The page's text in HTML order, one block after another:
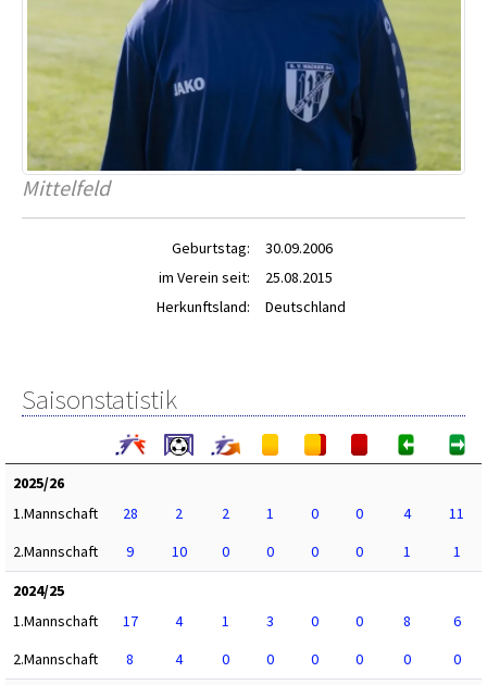
Mittelfeld
Geburtstag:
30.09.2006
im Verein seit:
25.08.2015
Herkunftsland:
Deutschland
Saisonstatistik
2025/26
1.Mannschaft
28 2 2 1 0 0 4
11
2.Mannschaft
9 10 0 0 0 0 1
1
2024/25
1.Mannschaft
17 4 1 3 0 0 8
6
2.Mannschaft
8 4 0 0 0 0 0
0